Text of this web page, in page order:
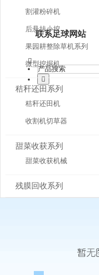
联系足球网站
割灌粉碎机
后悬挂小挖
果园耕整除草机系列
微型挖掘机
秸秆还田系列
秸秆还田机
收割机切草器
甜菜收获系列
甜菜收获机械
残膜回收系列